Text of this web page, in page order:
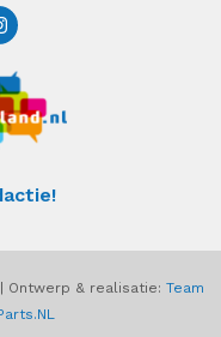
Ontwerp & realisatie: Team